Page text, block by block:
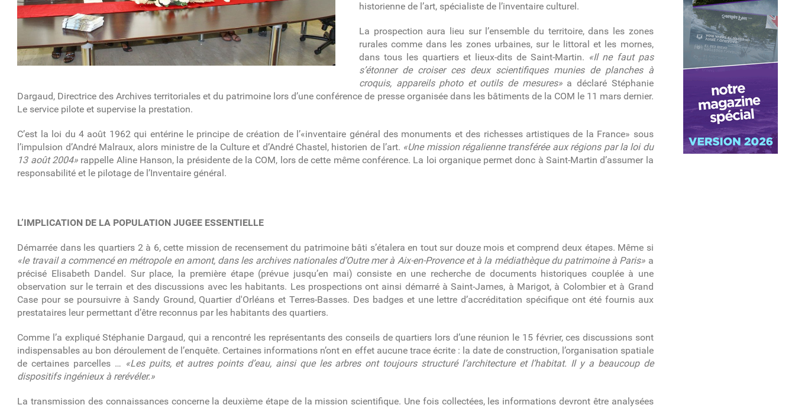
historienne de l’art, spécialiste de l’inventaire culturel.
La prospection aura lieu sur l’ensemble du territoire, dans les zones
rurales comme dans les zones urbaines, sur le littoral et les mornes,
dans tous les quartiers et lieux-dits de Saint-Martin. «Il ne faut pas
s’étonner de croiser ces deux scientifiques munies de planches à
croquis, appareils photo et outils de mesures»a déclaré Stéphanie
Dargaud, Directrice des Archives territoriales et du patrimoine lors d’une conférence de presse organisée dans les bâtiments de la COM le 11 mars dernier.
Le service pilote et supervise la prestation.
C’est la loi du 4 août 1962 qui entérine le principe de création de l’«inventaire général des monuments et des richesses artistiques de la France» sous
l’impulsion d’André Malraux, alors ministre de la Culture et d’André Chastel, historien de l’art. «Une mission régalienne transférée aux régions par la loi du
13 août 2004» rappelle Aline Hanson, la présidente de la COM, lors de cette même conférence. La loi organique permet donc à Saint-Martin d’assumer la
responsabilité et le pilotage de l’Inventaire général.
L’IMPLICATION DE LA POPULATION JUGEE ESSENTIELLE
Démarrée dans les quartiers 2 à 6, cette mission de recensement du patrimoine bâti s’étalera en tout sur douze mois et comprend deux étapes. Même si
«le travail a commencé en métropole en amont, dans les archives nationales d’Outre mer à Aix-en-Provence et à la médiathèque du patrimoine à Paris» a
précisé Elisabeth Dandel. Sur place, la première étape (prévue jusqu’en mai) consiste en une recherche de documents historiques couplée à une
observation sur le terrain et des discussions avec les habitants. Les prospections ont ainsi démarré à Saint-James, à Marigot, à Colombier et à Grand
Case pour se poursuivre à Sandy Ground, Quartier d'Orléans et Terres-Basses. Des badges et une lettre d’accréditation spécifique ont été fournis aux
prestataires leur permettant d’être reconnus par les habitants des quartiers.
Comme l’a expliqué Stéphanie Dargaud, qui a rencontré les représentants des conseils de quartiers lors d’une réunion le 15 février, ces discussions sont
indispensables au bon déroulement de l’enquête. Certaines informations n’ont en effet aucune trace écrite : la date de construction, l’organisation spatiale
de certaines parcelles … «Les puits, et autres points d’eau, ainsi que les arbres ont toujours structuré l’architecture et l’habitat. Il y a beaucoup de
dispositifs ingénieux à rerévéler.»
La transmission des connaissances concerne la deuxième étape de la mission scientifique. Une fois collectées, les informations devront être analysées